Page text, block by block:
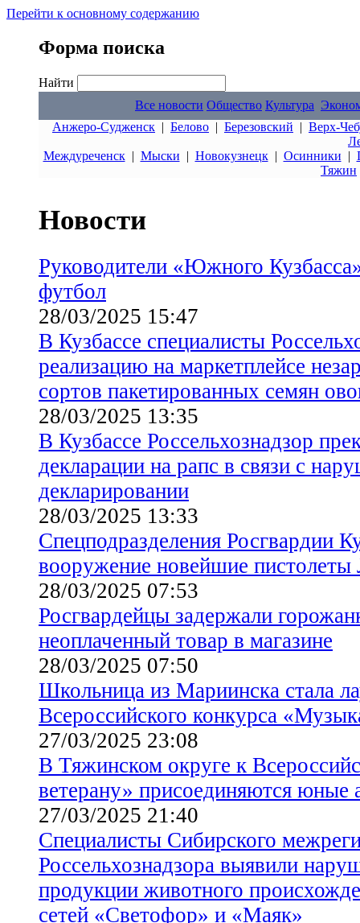
Перейти к основному содержанию
Форма поиска
Найти
Все новости Общество Культура
Анжеро-Судженск | Белово | Березовский | Верх-
Междуреченск| Мыски | Новокузнецк| Осинники |
Тяжин
Новости
Руководители «Южного
футбол
28/03/2025 15:47
В Кузбассе специалисты
реализацию на маркетплейсе
сортов пакетированных семян
28/03/2025 13:35
В Кузбассе Россельхознадзор
декларации на рапс в связи с
декларировании
28/03/2025 13:33
Спецподразделения Росгвардии
вооружение новейшие пистолеты
28/03/2025 07:53
Росгвардейцы задержали
неоплаченный товар в магазине
28/03/2025 07:50
Школьница из Мариинска стала
Всероссийского конкурса
27/03/2025 23:08
В Тяжинском округе к
ветерану» присоединяются юные
27/03/2025 21:40
Cпециалисты Сибирского
Россельхознадзора выявили
продукции животного
сетей «Светофор» и «Маяк»